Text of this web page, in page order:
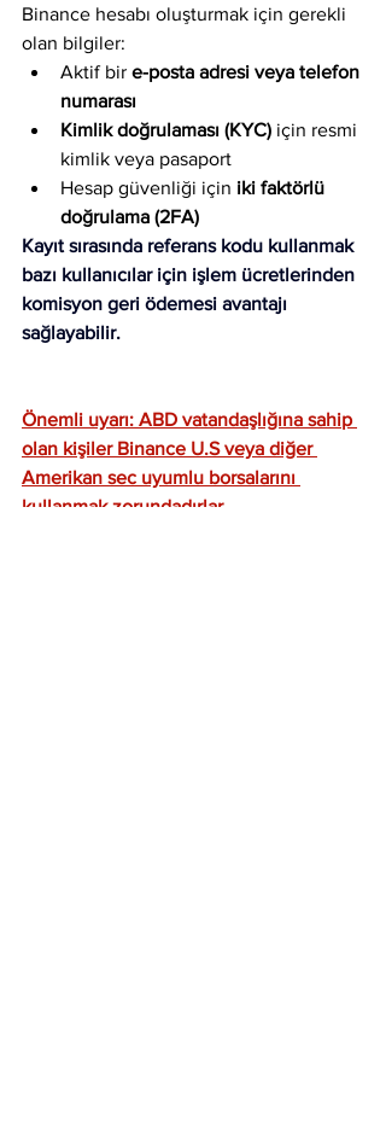
Binance hesabı oluşturmak için gerekli
olan bilgiler:
Aktif bir e-posta adresi veya telefon
numarası
Kimlik doğrulaması (KYC) için resmi
kimlik veya pasaport
Hesap güvenliği için iki faktörlü
doğrulama (2FA)
Kayıt sırasında referans kodu kullanmak
bazı kullanıcılar için işlem ücretlerinden
komisyon geri ödemesi avantajı
sağlayabilir.
Önemli uyarı: ABD vatandaşlığına sahip
olan kişiler Binance U.S veya diğer
Amerikan sec uyumlu borsalarını
kullanmak zorundadırlar.